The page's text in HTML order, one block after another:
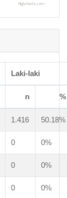
Highcharts.com
Laki-laki
n %
1.416 50.18%
0 0%
0 0%
0 0%